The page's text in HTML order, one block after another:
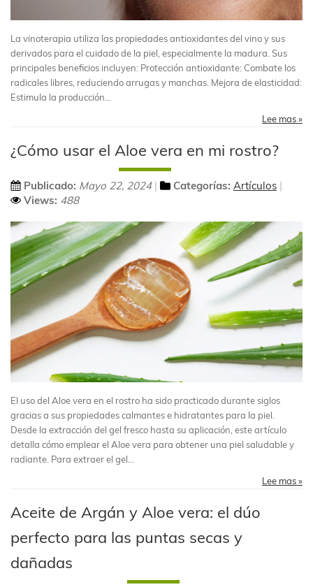
La vinoterapia utiliza las propiedades antioxidantes del vino y sus
derivados para el cuidado de la piel, especialmente la madura. Sus
principales beneficios incluyen: Protección antioxidante: Combate los
radicales libres, reduciendo arrugas y manchas. Mejora de elasticidad:
Estimula la producción...
Lee mas »
¿Cómo usar el Aloe vera en mi rostro?
Publicado: Mayo 22, 2024 Categorías: Artículos
Views: 488
El uso del Aloe vera en el rostro ha sido practicado durante siglos
gracias a sus propiedades calmantes e hidratantes para la piel.
Desde la extracción del gel fresco hasta su aplicación, este artículo
detalla cómo emplear el Aloe vera para obtener una piel saludable y
radiante. Para extraer el gel...
Lee mas »
Aceite de Argán y Aloe vera: el dúo
perfecto para las puntas secas y
dañadas